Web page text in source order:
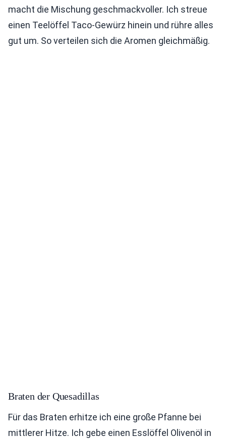
macht die Mischung geschmackvoller. Ich streue
einen Teelöffel Taco-Gewürz hinein und rühre alles
gut um. So verteilen sich die Aromen gleichmäßig.
Braten der Quesadillas
Für das Braten erhitze ich eine große Pfanne bei
mittlerer Hitze. Ich gebe einen Esslöffel Olivenöl in